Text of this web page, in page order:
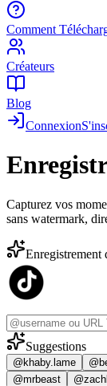
Comment
Créateurs
Blog
Connexion
Capturez vos
sans watermark,
Enregistrement
Suggestions
@khaby.lame
@mrbeast